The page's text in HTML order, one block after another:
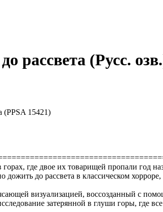
рассвета (Русс.
(PPSA 15421)
где двое их товарищей пропали год
до рассвета в классическом
визуализацией, воссозданный с
затерянной в глуши горы, где